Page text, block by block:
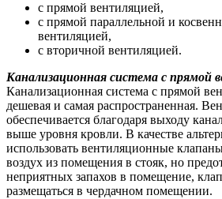
с прямой вентиляцией,
с прямой параллельной и
вентиляцией,
с вторичной вентиляцией.
Канализационная система с прямой
Канализационная система с прямой
дешевая и самая распространенная.
обеспечивается благодаря выходу
выше уровня кровли. В качестве
использовать вентиляционные
воздух из помещения в стояк, но
неприятных запахов в помещение,
размещаться в чердачном помещении.